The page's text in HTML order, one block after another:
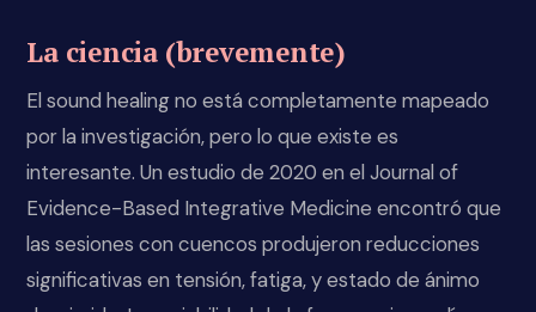
La ciencia (brevemente)
El sound healing no está completamente mapeado
por la investigación, pero lo que existe es
interesante. Un estudio de 2020 en el Journal of
Evidence-Based Integrative Medicine encontró que
las sesiones con cuencos produjeron reducciones
significativas en tensión, fatiga, y estado de ánimo